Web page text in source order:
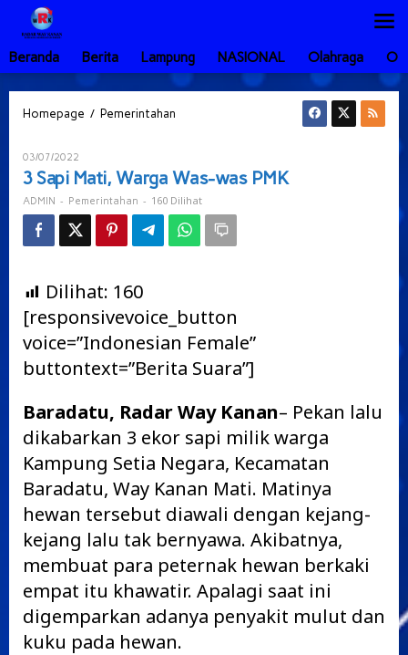
Lewati
konten
Beranda
Berita Lampung NASIONAL Olahraga
Homepage / Pemerintahan
Was-
was
PMK
03/07/2022
ADMIN
3 Sapi Mati, Warga Was-was PMK
ADMIN - Pemerintahan - 160 Dilihat
Dilihat: 160
[responsivevoice_button
voice=”Indonesian Female”
buttontext=”Berita Suara”]
Baradatu, Radar Way Kanan– Pekan lalu
dikabarkan 3 ekor sapi milik warga
Kampung Setia Negara, Kecamatan
Baradatu, Way Kanan Mati. Matinya
hewan tersebut diawali dengan kejang-
kejang lalu tak bernyawa. Akibatnya,
membuat para peternak hewan berkaki
empat itu khawatir. Apalagi saat ini
digemparkan adanya penyakit mulut dan
kuku pada hewan.